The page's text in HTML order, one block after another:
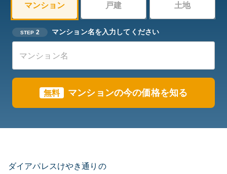
マンション 戸建 土地
STEP 2 マンション名を入力してください
無料 マンションの今の価格を知る
ダイアパレスけやき通りの